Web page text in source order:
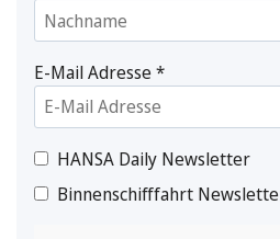
E-Mail Adresse*
HANSA Daily Newsletter
Binnenschifffahrt